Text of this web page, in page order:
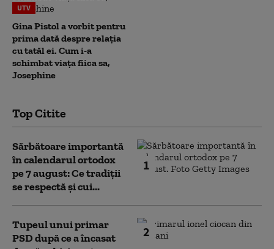
UTV
Gina Pistol a vorbit pentru
prima dată despre relația
cu tatăl ei. Cum i-a
schimbat viața fiica sa,
Josephine
Top Citite
1
Sărbătoare importantă
în calendarul ortodox
pe 7 august: Ce tradiții
se respectă și cui...
2
Tupeul unui primar
PSD după ce a încasat